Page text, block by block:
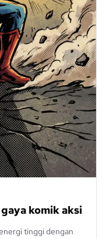
komik aksi
tinggi dengan